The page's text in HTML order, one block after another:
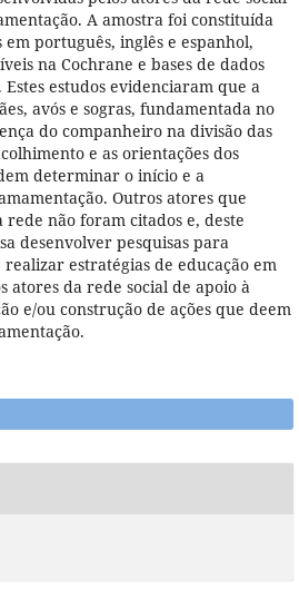
A amostra foi constituída
português, inglês e espanhol,
na Cochrane e bases de dados
Estes estudos evidenciaram que a
avós e sogras, fundamentada no
do companheiro na divisão das
e as orientações dos
determinar o início e a
Outros atores que
não foram citados e, deste
desenvolver pesquisas para
realizar estratégias de educação em
atores da rede social de apoio à
e/ou construção de ações que deem